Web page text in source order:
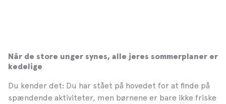
Når de store unger synes, alle jeres sommerplaner er
kedelige
Du kender det: Du har stået på hovedet for at finde på
spændende aktiviteter, men børnene er bare ikke friske